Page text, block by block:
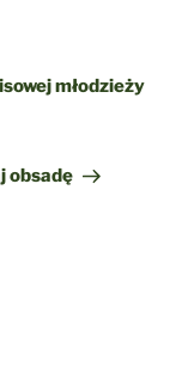
młodzieży
obsadę